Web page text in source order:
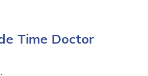
Time Doctor